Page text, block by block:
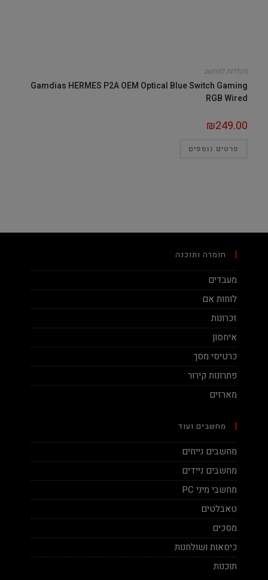
מקלדות למחשב
Gamdias HERMES P2A OEM Optical Blue Switch Gaming
RGB Wired
₪249.00
פרטים נוספים
חומרה ותוכנה
מעבדים
לוחות אם
זכרונות
איחסון
כרטיסי מסך
פתרונות קירור
מארזים
מחשבים ועוד
מחשבים נייחים
מחשבים ניידים
מחשבי מיני PC
טאבלטים
מסכים
כיסאות ושולחנות
תוכנות